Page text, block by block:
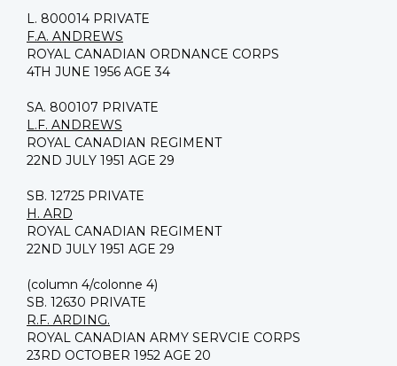
L. 800014 PRIVATE
F.A. ANDREWS
ROYAL CANADIAN ORDNANCE CORPS
4TH JUNE 1956 AGE 34
SA. 800107 PRIVATE
L.F. ANDREWS
ROYAL CANADIAN REGIMENT
22ND JULY 1951 AGE 29
SB. 12725 PRIVATE
H. ARD
ROYAL CANADIAN REGIMENT
22ND JULY 1951 AGE 29
(column 4/colonne 4)
SB. 12630 PRIVATE
R.F. ARDING.
ROYAL CANADIAN ARMY SERVCIE CORPS
23RD OCTOBER 1952 AGE 20